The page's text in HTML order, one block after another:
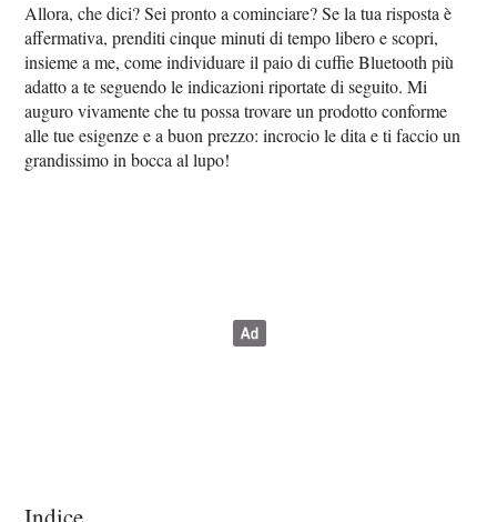
Allora, che dici? Sei pronto a cominciare? Se la tua risposta è
affermativa, prenditi cinque minuti di tempo libero e scopri,
insieme a me, come individuare il paio di cuffie Bluetooth più
adatto a te seguendo le indicazioni riportate di seguito. Mi
auguro vivamente che tu possa trovare un prodotto conforme
alle tue esigenze e a buon prezzo: incrocio le dita e ti faccio un
grandissimo in bocca al lupo!